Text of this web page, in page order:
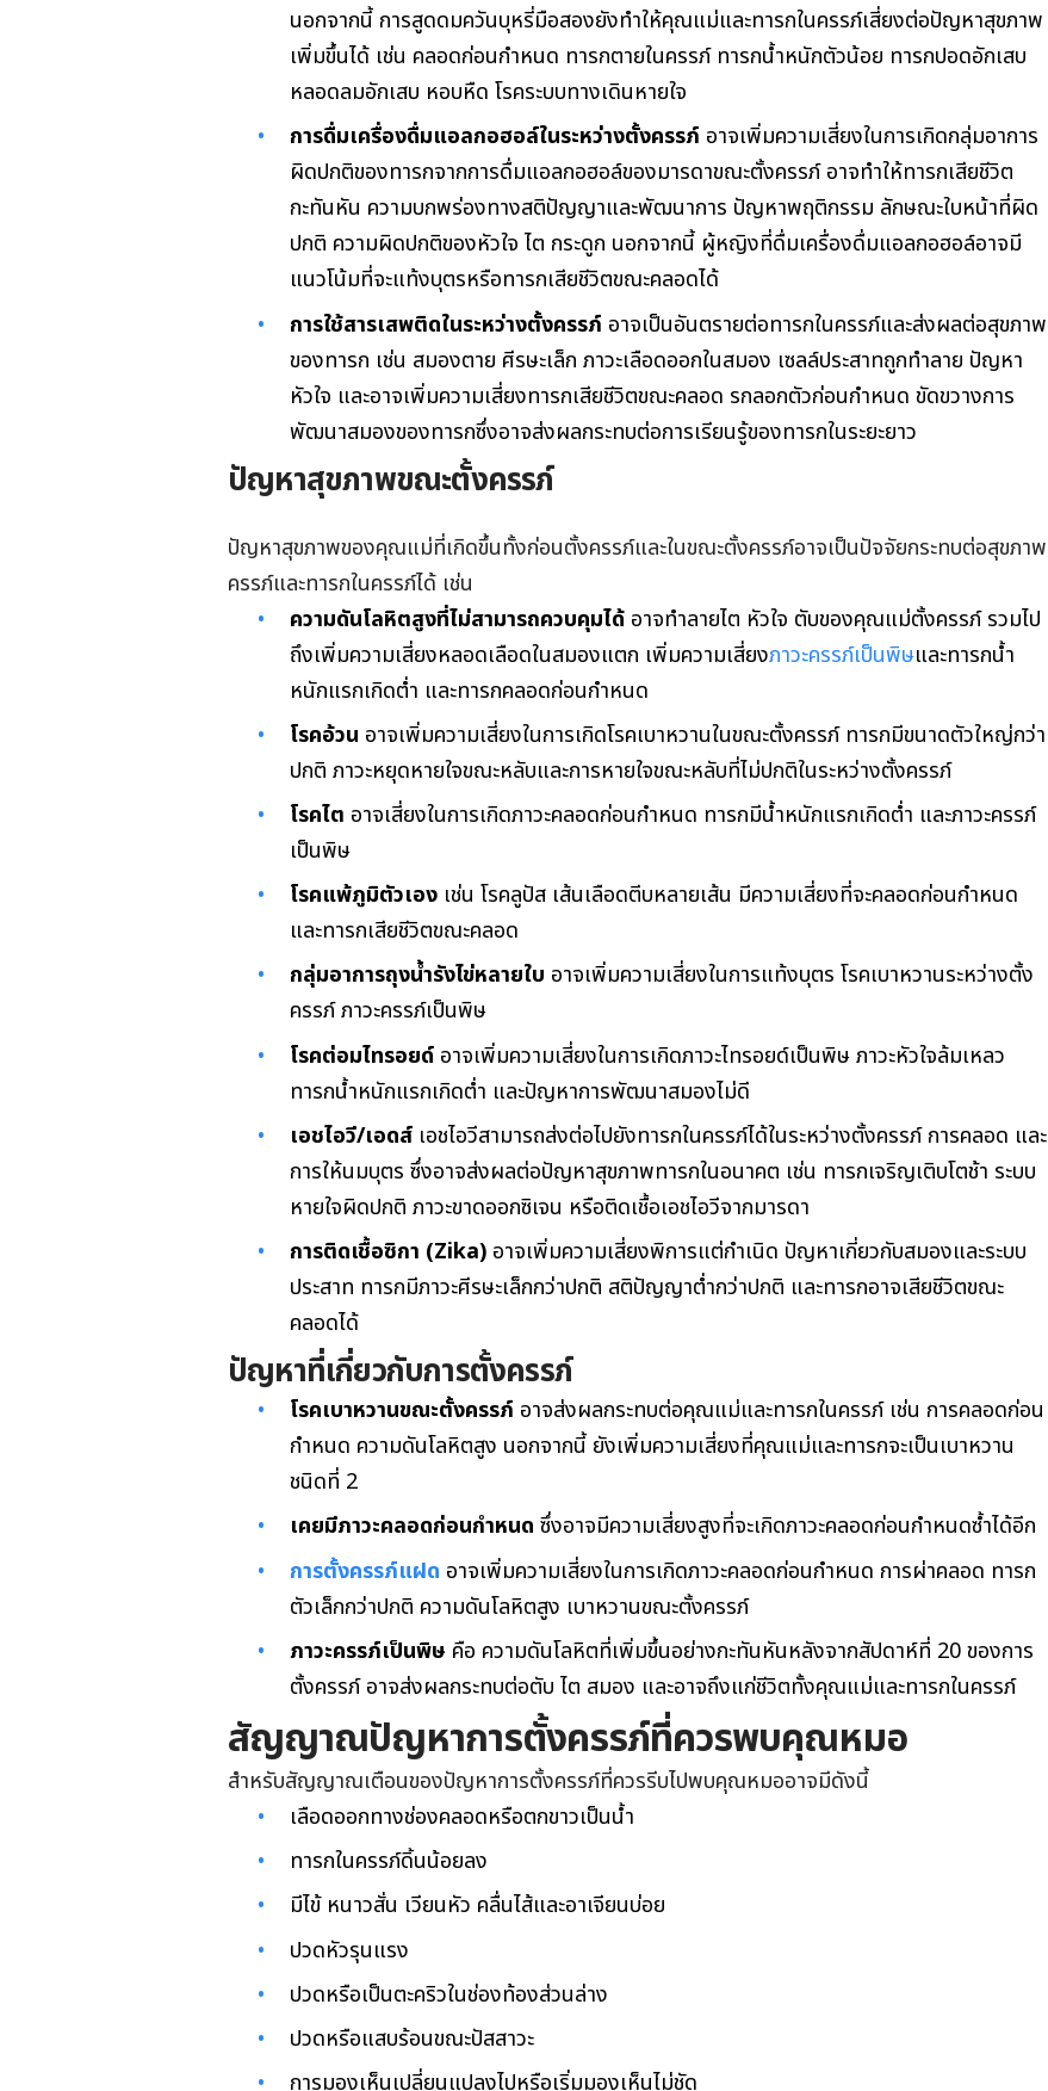
นอกจากนี้ การสูดดมควันบุหรี่มือสองยังทำให้คุณแม่และทารกในครรภ์เสี่ยงต่อปัญหาสุขภาพ
เพิ่มขึ้นได้ เช่น คลอดก่อนกำหนด ทารกตายในครรภ์ ทารกน้ำหนักตัวน้อย ทารกปอดอักเสบ
หลอดลมอักเสบ หอบหืด โรคระบบทางเดินหายใจ
การดื่มเครื่องดื่มแอลกอฮอล์ในระหว่างตั้งครรภ์ อาจเพิ่มความเสี่ยงในการเกิดกลุ่มอาการ
ผิดปกติของทารกจากการดื่มแอลกอฮอล์ของมารดาขณะตั้งครรภ์ อาจทำให้ทารกเสียชีวิต
กะทันหัน ความบกพร่องทางสติปัญญาและพัฒนาการ ปัญหาพฤติกรรม ลักษณะใบหน้าที่ผิด
ปกติ ความผิดปกติของหัวใจ ไต กระดูก นอกจากนี้ ผู้หญิงที่ดื่มเครื่องดื่มแอลกอฮอล์อาจมี
แนวโน้มที่จะแท้งบุตรหรือทารกเสียชีวิตขณะคลอดได้
การใช้สารเสพติดในระหว่างตั้งครรภ์ อาจเป็นอันตรายต่อทารกในครรภ์และส่งผลต่อสุขภาพ
ของทารก เช่น สมองตาย ศีรษะเล็ก ภาวะเลือดออกในสมอง เซลล์ประสาทถูกทำลาย ปัญหา
หัวใจ และอาจเพิ่มความเสี่ยงทารกเสียชีวิตขณะคลอด รกลอกตัวก่อนกำหนด ขัดขวางการ
พัฒนาสมองของทารกซึ่งอาจส่งผลกระทบต่อการเรียนรู้ของทารกในระยะยาว
ปัญหาสุขภาพขณะตั้งครรภ์
ปัญหาสุขภาพของคุณแม่ที่เกิดขึ้นทั้งก่อนตั้งครรภ์และในขณะตั้งครรภ์อาจเป็นปัจจัยกระทบต่อสุขภาพ
ครรภ์และทารกในครรภ์ได้ เช่น
ความดันโลหิตสูงที่ไม่สามารถควบคุมได้ อาจทำลายไต หัวใจ ตับของคุณแม่ตั้งครรภ์ รวมไป
ถึงเพิ่มความเสี่ยงหลอดเลือดในสมองแตก เพิ่มความเสี่ยงภาวะครรภ์เป็นพิษและทารกน้ำ
หนักแรกเกิดต่ำ และทารกคลอดก่อนกำหนด
โรคอ้วน อาจเพิ่มความเสี่ยงในการเกิดโรคเบาหวานในขณะตั้งครรภ์ ทารกมีขนาดตัวใหญ่กว่า
ปกติ ภาวะหยุดหายใจขณะหลับและการหายใจขณะหลับที่ไม่ปกติในระหว่างตั้งครรภ์
โรคไต อาจเสี่ยงในการเกิดภาวะคลอดก่อนกำหนด ทารกมีน้ำหนักแรกเกิดต่ำ และภาวะครรภ์
เป็นพิษ
โรคแพ้ภูมิตัวเอง เช่น โรคลูปัส เส้นเลือดตีบหลายเส้น มีความเสี่ยงที่จะคลอดก่อนกำหนด
และทารกเสียชีวิตขณะคลอด
กลุ่มอาการถุงน้ำรังไข่หลายใบ อาจเพิ่มความเสี่ยงในการแท้งบุตร โรคเบาหวานระหว่างตั้ง
ครรภ์ ภาวะครรภ์เป็นพิษ
โรคต่อมไทรอยด์ อาจเพิ่มความเสี่ยงในการเกิดภาวะไทรอยด์เป็นพิษภาวะหัวใจล้มเหลว
ทารกน้ำหนักแรกเกิดต่ำ และปัญหาการพัฒนาสมองไม่ดี
เอชไอวี/เอดส์ เอชไอวีสามารถส่งต่อไปยังทารกในครรภ์ได้ในระหว่างตั้งครรภ์ การคลอด และ
การให้นมบุตร ซึ่งอาจส่งผลต่อปัญหาสุขภาพทารกในอนาคต เช่น ทารกเจริญเติบโตช้า ระบบ
หายใจผิดปกติ ภาวะขาดออกซิเจน หรือติดเชื้อเอชไอวีจากมารดา
การติดเชื้อซิกา (Zika) อาจเพิ่มความเสี่ยงพิการแต่กำเนิด ปัญหาเกี่ยวกับสมองและระบบ
ประสาท ทารกมีภาวะศีรษะเล็กกว่าปกติ สติปัญญาต่ำกว่าปกติ และทารกอาจเสียชีวิตขณะ
คลอดได้
ปัญหาที่เกี่ยวกับการตั้งครรภ์
โรคเบาหวานขณะตั้งครรภ์ อาจส่งผลกระทบต่อคุณแม่และทารกในครรภ์ เช่น การคลอดก่อน
กำหนด ความดันโลหิตสูง นอกจากนี้ ยังเพิ่มความเสี่ยงที่คุณแม่และทารกจะเป็นเบาหวาน
ชนิดที่ 2
เคยมีภาวะคลอดก่อนกำหนด ซึ่งอาจมีความเสี่ยงสูงที่จะเกิดภาวะคลอดก่อนกำหนดซ้ำได้อีก
การตั้งครรภ์แฝด อาจเพิ่มความเสี่ยงในการเกิดภาวะคลอดก่อนกำหนด การผ่าคลอด ทารก
ตัวเล็กกว่าปกติ ความดันโลหิตสูง เบาหวานขณะตั้งครรภ์
ภาวะครรภ์เป็นพิษ คือ ความดันโลหิตที่เพิ่มขึ้นอย่างกะทันหันหลังจากสัปดาห์ที่ 20 ของการ
ตั้งครรภ์ อาจส่งผลกระทบต่อตับ ไต สมอง และอาจถึงแก่ชีวิตทั้งคุณแม่และทารกในครรภ์
สัญญาณปัญหาการตั้งครรภ์ที่ควรพบคุณหมอ
สำหรับสัญญาณเตือนของปัญหาการตั้งครรภ์ที่ควรรีบไปพบคุณหมออาจมีดังนี้
เลือดออกทางช่องคลอดหรือตกขาวเป็นน้ำ
ทารกในครรภ์ดิ้นน้อยลง
มีไข้ หนาวสั่น เวียนหัว คลื่นไส้และอาเจียนบ่อย
ปวดหัวรุนแรง
ปวดหรือเป็นตะคริวในช่องท้องส่วนล่าง
ปวดหรือแสบร้อนขณะปัสสาวะ
การมองเห็นเปลี่ยนแปลงไปหรือเริ่มมองเห็นไม่ชัด